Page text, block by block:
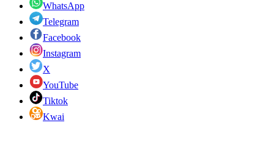
WhatsApp
Telegram
Facebook
Instagram
X
YouTube
Tiktok
Kwai